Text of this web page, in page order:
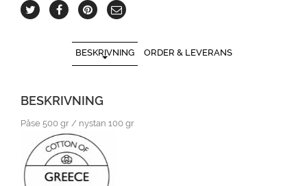
BESKRIVNING ORDER & LEVERANS
BESKRIVNING
Påse 500 gr / nystan 100 gr